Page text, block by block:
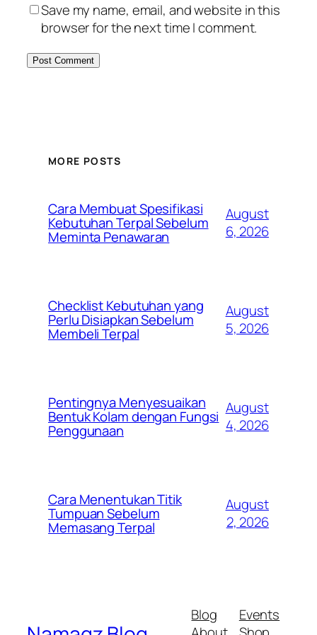
Save my name, email, and website in this
browser for the next time I comment.
MORE POSTS
Cara Membuat Spesifikasi
Kebutuhan Terpal Sebelum
Meminta Penawaran
August
6, 2026
Checklist Kebutuhan yang
Perlu Disiapkan Sebelum
Membeli Terpal
August
5, 2026
Pentingnya Menyesuaikan
Bentuk Kolam dengan Fungsi
Penggunaan
August
4, 2026
Cara Menentukan Titik
Tumpuan Sebelum
Memasang Terpal
August
2, 2026
Blog
Events